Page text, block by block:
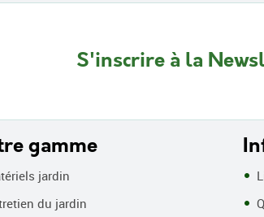
S'inscrire à la
gamme
jardin
du jardin